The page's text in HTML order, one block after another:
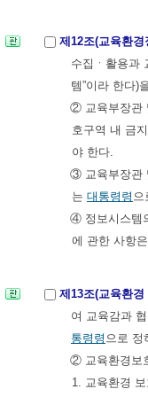
제12조(교육환
수집ㆍ활용과
템”이라 한다)
② 교육부장관
호구역 내 금
야 한다.
③ 교육부장관
는 대통령령 으
④ 정보시스템
에 관한 사항
제13조(교육환
여 교육감과
통령령 으로 정
② 교육환경보
1. 교육환경